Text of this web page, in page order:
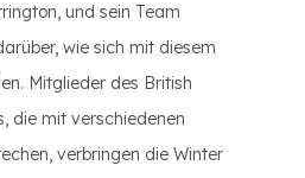
und sein Team
wie sich mit diesem
Mitglieder des British
die mit verschiedenen
verbringen die Winter